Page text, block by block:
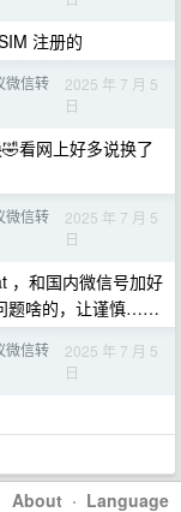
注册的
微信转
2025 年 7 月 5
日
看网上好多说换了
微信转
2025 年 7 月 5
日
，和国内微信号加好
题啥的，让谨慎……
微信转
2025 年 7 月 5
日
About · Language